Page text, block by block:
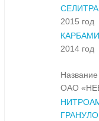
2015 год
2014 год
ОАО